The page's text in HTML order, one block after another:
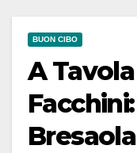
BUON CIBO
A
Bresaola